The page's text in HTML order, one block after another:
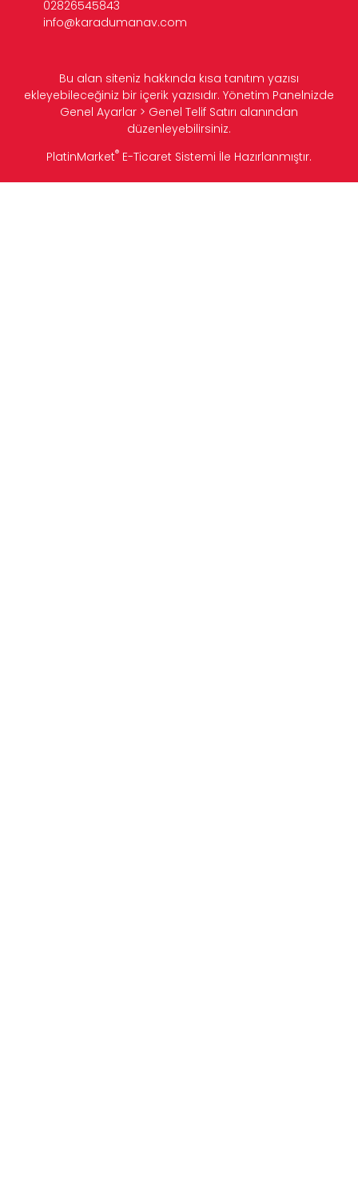
02826545843
info@karadumanav.com
Bu alan siteniz hakkında kısa tanıtım yazısı
ekleyebileceğiniz bir içerik yazısıdır. Yönetim Panelnizde
Genel Ayarlar > Genel Telif Satırı alanından
düzenleyebilirsiniz.
PlatinMarket® E-Ticaret Sistemi İle Hazırlanmıştır.